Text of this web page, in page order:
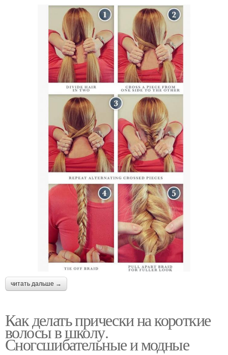
читать дальше →
Как делать прически на короткие
волосы в школу.
Сногсшибательные и модные